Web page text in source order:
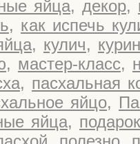
яйца, декор,
, как испечь
, кулич,
, мастер-класс,
, пасхальная
яйцо,
яйца,